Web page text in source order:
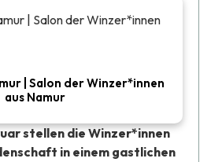
| Salon der Winzer*innen
aus Namur
stellen die Winzer*innen
in einem gastlichen